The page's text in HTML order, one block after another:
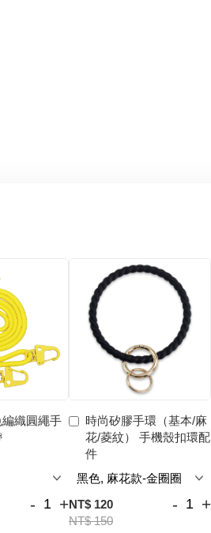
織圓繩手
- +
時尚矽膠手環（基本/麻
花/菱紋） 手機殼扣環配
件
NT$ 120
NT$ 150
- +